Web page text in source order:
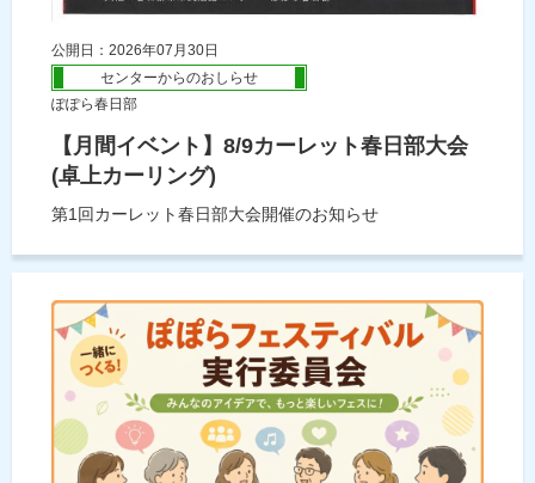
公開日：2026年07月30日
センターからのおしらせ
ぽぽら春日部
【月間イベント】8/9カーレット春日部大会
(卓上カーリング)
第1回カーレット春日部大会開催のお知らせ